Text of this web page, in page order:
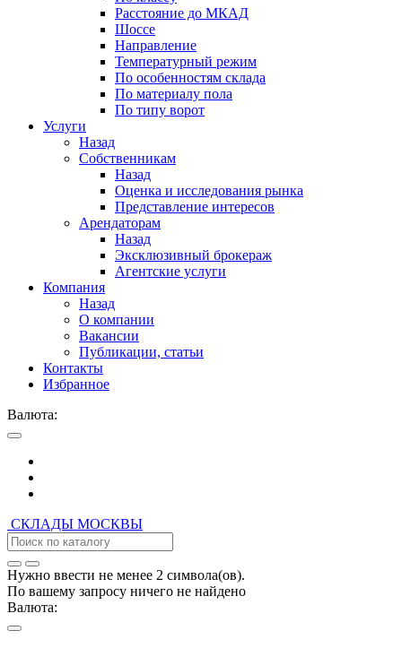
Расстояние до МКАД
Шоссе
Направление
Температурный режим
По особенностям склада
По материалу пола
По типу ворот
Услуги
Назад
Собственникам
Назад
Оценка и исследования рынка
Представление интересов
Арендаторам
Назад
Эксклюзивный брокераж
Агентские услуги
Компания
Назад
О компании
Вакансии
Публикации, статьи
Контакты
Избранное
Валюта:
СКЛАДЫ МОСКВЫ
Нужно ввести не менее 2 символа(ов).
По вашему запросу ничего не найдено
Валюта: